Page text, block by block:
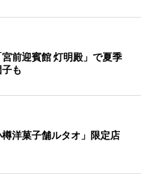
前迎賓館 灯明殿」で夏季
も
洋菓子舗ルタオ」限定店